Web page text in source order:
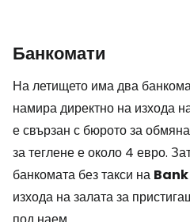
Банкомати
На летището има два
намира директно на изхода
е свързан с бюрото за
за теглене е около 4 евро.
банкомата без такси на Bank
изхода на залата за